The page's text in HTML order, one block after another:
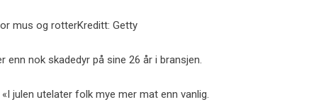
mus og rotterKreditt: Getty
enn nok skadedyr på sine 26 år i bransjen.
julen utelater folk mye mer mat enn vanlig.